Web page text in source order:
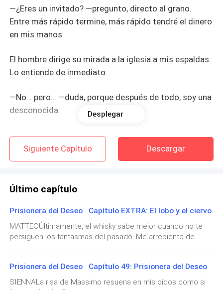
—¿Eres un invitado? —pregunto, directo al grano.
Entre más rápido termine, más rápido tendré el dinero
en mis manos.
El hombre dirige su mirada a la iglesia a mis espaldas.
Lo entiende de inmediato.
—No… pero… —duda, porque después de todo, soy una
desconocida.
—Perfecto. ¿Cuánto quieres para hacer lo que te pido?
Luego de darle las instrucciones específicas y la
costado del lugar. Según mi empleador, allí se arregla
Mientras bajo la velocidad para no arruinar mi vestido,
pasa una mujer lo bastante atareada como para notar
sonrío con amabilidad.
—Se te ha caído esto. —Señalo el ramo con peonias
Desplegar
Siguiente Capítulo Descargar
Último capítulo
Prisionera del Deseo Capítulo EXTRA: El lobo y el ciervo
MATTEOÚltimamente, el whisky sabe mejor cuando no te
persiguen los fantasmas del pasado. Me arrepiento de
explosivo, en cambio yo soy un poco más meticuloso. Me
aseguro de que cada persona que se nos cruce en el
Prisionera del Deseo Capítulo 49: Prisionera del Deseo
SIENNALa risa de Massimo resuena en mis oídos como si